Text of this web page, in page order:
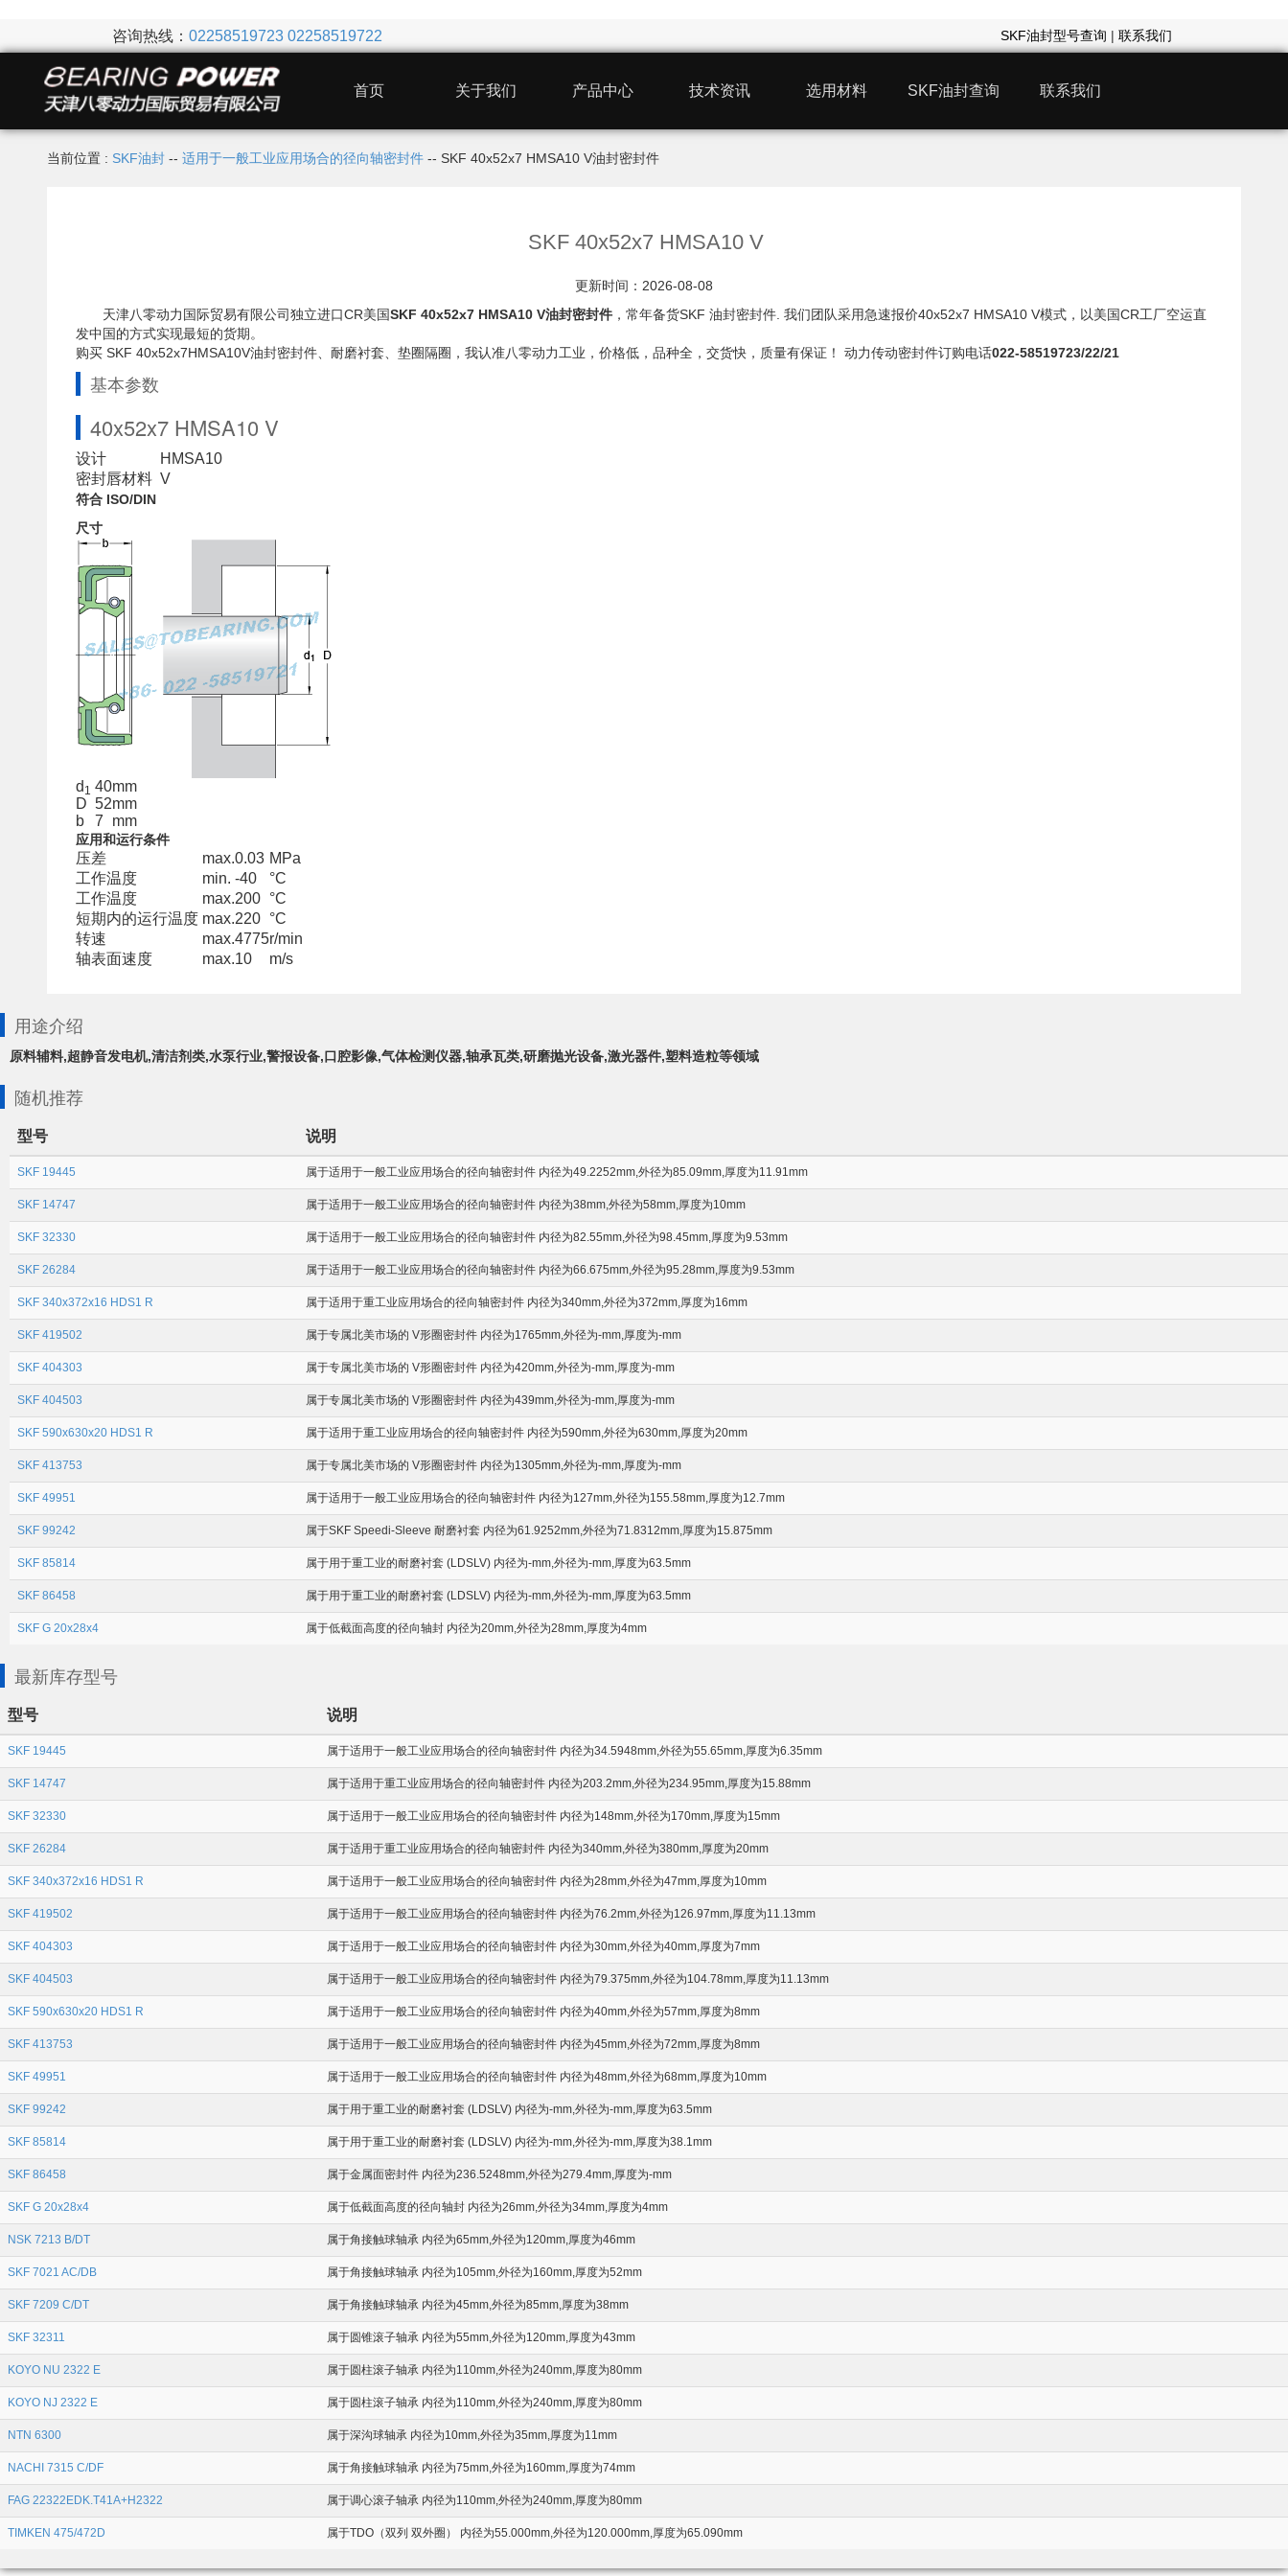
咨询热线： 02258519723 02258519722 SKF油封型号查询 |联系我们
首页 关于我们 产品中心 技术资讯 选用材料 SKF油封查询 联系我们
当前位置 : SKF油封-- 适用于一般工业应用场合的径向轴密封件-- SKF 40x52x7 HMSA10 V油封密封件
SKF 40x52x7 HMSA10 V
更新时间：2026-08-08
天津八零动力国际贸易有限公司独立进口CR美国SKF 40x52x7 HMSA10 V油封密封件，常年备货SKF 油封密封件. 我们团队采用急速报价40x52x7 HMSA10 V模式，以美国CR工厂空运直
发中国的方式实现最短的货期。
购买 SKF 40x52x7HMSA10V油封密封件、耐磨衬套、垫圈隔圈，我认准八零动力工业，价格低，品种全，交货快，质量有保证！ 动力传动密封件订购电话022-58519723/22/21
基本参数
40x52x7 HMSA10 V
设计
HMSA10
密封唇材料 V
符合 ISO/DIN
尺寸
d 1 40mm
D 52mm
b
7 mm
应用和运行条件
压差 max.0.03 MPa
工作温度
min. -40
°C
工作温度
max.200
°C
短期内的运行温度 max.220
°C
转速
max.4775r/min
轴表面速度
max.10 m/s
用途介绍
原料辅料,超静音发电机,清洁剂类,水泵行业,警报设备,口腔影像,气体检测仪器,轴承瓦类,研磨抛光设备,激光器件,塑料造粒等领域
随机推荐
型号 说明
SKF 19445 属于适用于一般工业应用场合的径向轴密封件 内径为49.2252mm,外径为85.09mm,厚度为11.91mm
SKF 14747 属于适用于一般工业应用场合的径向轴密封件 内径为38mm,外径为58mm,厚度为10mm
SKF 32330 属于适用于一般工业应用场合的径向轴密封件 内径为82.55mm,外径为98.45mm,厚度为9.53mm
SKF 26284 属于适用于一般工业应用场合的径向轴密封件 内径为66.675mm,外径为95.28mm,厚度为9.53mm
SKF 340x372x16 HDS1 R 属于适用于重工业应用场合的径向轴密封件 内径为340mm,外径为372mm,厚度为16mm
SKF 419502 属于专属北美市场的 V形圈密封件 内径为1765mm,外径为-mm,厚度为-mm
SKF 404303 属于专属北美市场的 V形圈密封件 内径为420mm,外径为-mm,厚度为-mm
SKF 404503 属于专属北美市场的 V形圈密封件 内径为439mm,外径为-mm,厚度为-mm
SKF 590x630x20 HDS1 R 属于适用于重工业应用场合的径向轴密封件 内径为590mm,外径为630mm,厚度为20mm
SKF 413753 属于专属北美市场的 V形圈密封件 内径为1305mm,外径为-mm,厚度为-mm
SKF 49951 属于适用于一般工业应用场合的径向轴密封件 内径为127mm,外径为155.58mm,厚度为12.7mm
SKF 99242 属于SKF Speedi-Sleeve 耐磨衬套 内径为61.9252mm,外径为71.8312mm,厚度为15.875mm
SKF 85814 属于用于重工业的耐磨衬套 (LDSLV) 内径为-mm,外径为-mm,厚度为63.5mm
SKF 86458 属于用于重工业的耐磨衬套 (LDSLV) 内径为-mm,外径为-mm,厚度为63.5mm
SKF G 20x28x4 属于低截面高度的径向轴封 内径为20mm,外径为28mm,厚度为4mm
最新库存型号
型号 说明
SKF 19445 属于适用于一般工业应用场合的径向轴密封件 内径为34.5948mm,外径为55.65mm,厚度为6.35mm
SKF 14747 属于适用于重工业应用场合的径向轴密封件 内径为203.2mm,外径为234.95mm,厚度为15.88mm
SKF 32330 属于适用于一般工业应用场合的径向轴密封件 内径为148mm,外径为170mm,厚度为15mm
SKF 26284 属于适用于重工业应用场合的径向轴密封件 内径为340mm,外径为380mm,厚度为20mm
SKF 340x372x16 HDS1 R 属于适用于一般工业应用场合的径向轴密封件 内径为28mm,外径为47mm,厚度为10mm
SKF 419502 属于适用于一般工业应用场合的径向轴密封件 内径为76.2mm,外径为126.97mm,厚度为11.13mm
SKF 404303 属于适用于一般工业应用场合的径向轴密封件 内径为30mm,外径为40mm,厚度为7mm
SKF 404503 属于适用于一般工业应用场合的径向轴密封件 内径为79.375mm,外径为104.78mm,厚度为11.13mm
SKF 590x630x20 HDS1 R 属于适用于一般工业应用场合的径向轴密封件 内径为40mm,外径为57mm,厚度为8mm
SKF 413753 属于适用于一般工业应用场合的径向轴密封件 内径为45mm,外径为72mm,厚度为8mm
SKF 49951 属于适用于一般工业应用场合的径向轴密封件 内径为48mm,外径为68mm,厚度为10mm
SKF 99242 属于用于重工业的耐磨衬套 (LDSLV) 内径为-mm,外径为-mm,厚度为63.5mm
SKF 85814 属于用于重工业的耐磨衬套 (LDSLV) 内径为-mm,外径为-mm,厚度为38.1mm
SKF 86458 属于金属面密封件 内径为236.5248mm,外径为279.4mm,厚度为-mm
SKF G 20x28x4 属于低截面高度的径向轴封 内径为26mm,外径为34mm,厚度为4mm
NSK 7213 B/DT 属于角接触球轴承 内径为65mm,外径为120mm,厚度为46mm
SKF 7021 AC/DB 属于角接触球轴承 内径为105mm,外径为160mm,厚度为52mm
SKF 7209 C/DT 属于角接触球轴承 内径为45mm,外径为85mm,厚度为38mm
SKF 32311 属于圆锥滚子轴承 内径为55mm,外径为120mm,厚度为43mm
KOYO NU 2322 E 属于圆柱滚子轴承 内径为110mm,外径为240mm,厚度为80mm
KOYO NJ 2322 E 属于圆柱滚子轴承 内径为110mm,外径为240mm,厚度为80mm
NTN 6300 属于深沟球轴承 内径为10mm,外径为35mm,厚度为11mm
NACHI 7315 C/DF 属于角接触球轴承 内径为75mm,外径为160mm,厚度为74mm
FAG 22322EDK.T41A+H2322 属于调心滚子轴承 内径为110mm,外径为240mm,厚度为80mm
TIMKEN 475/472D 属于TDO（双列 双外圈） 内径为55.000mm,外径为120.000mm,厚度为65.090mm